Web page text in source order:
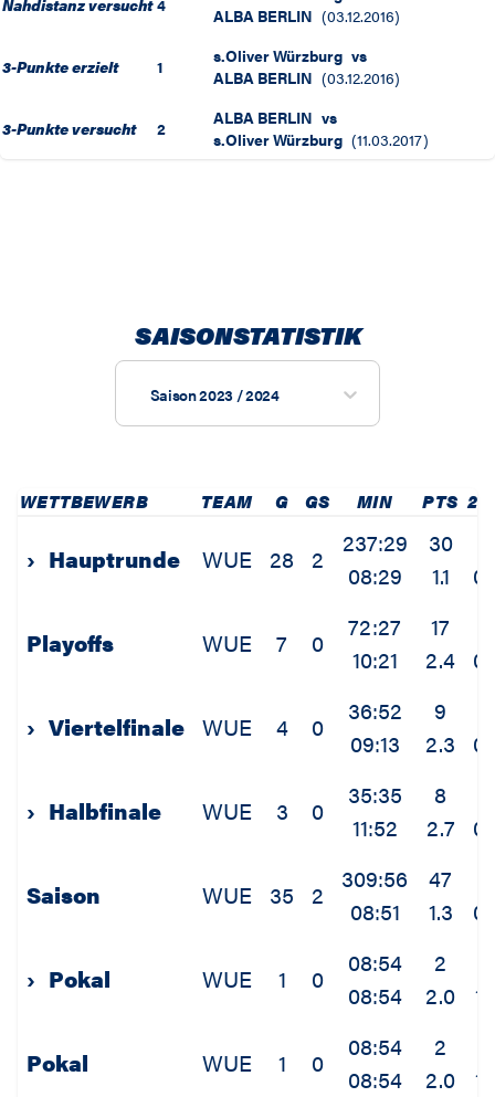
Nahdistanz versucht 4
ALBA BERLIN (03.12.2016)
3-Punkte erzielt 1 s.Oliver Würzburg vs
ALBA BERLIN (03.12.2016)
3-Punkte versucht 2 ALBA BERLIN vs
s.Oliver Würzburg (11.03.2017)
SAISONSTATISTIK
Saison 2023 / 2024
WETTBEWERB TEAM G GS MIN PTS
› Hauptrunde WUE 28 2
237:29
08:29
30
1.1
Playoffs WUE 7 0
72:27
10:21
17
2.4
› Viertelfinale WUE 4 0
36:52
09:13
9
2.3
› Halbfinale WUE 3 0
35:35
11:52
8
2.7
Saison WUE 35 2
309:56
08:51
47
1.3
› Pokal WUE 1 0
08:54
08:54
2
2.0
Pokal WUE 1 0
08:54
08:54
2
2.0